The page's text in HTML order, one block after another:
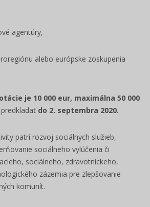
agentúry,
alebo európske zoskupenia
je 10 000 eur, maximálna 50 000
do 2. septembra 2020.
patrí rozvoj sociálnych služieb,
sociálneho vylúčenia či
sociálneho, zdravotníckeho,
zázemia pre zlepšovanie
komunít.